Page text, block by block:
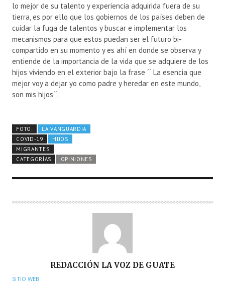
lo mejor de su talento y experiencia adquirida fuera de su
tierra, es por ello que los gobiernos de los países deben de
cuidar la fuga de talentos y buscar e implementar los
mecanismos para que estos puedan ser el futuro bi-
compartido en su momento y es ahí en donde se observa y
entiende de la importancia de la vida que se adquiere de los
hijos viviendo en el exterior bajo la frase ´´ La esencia que
mejor voy a dejar yo como padre y heredar en este mundo,
son mis hijos´´.
FOTO:
LA VANGUARDIA
COVID-19
HIJOS
MIGRANTES
CATEGORÍAS
OPINIONES
U
REDACCIÓN LA VOZ DE GUATE
SITIO WEB